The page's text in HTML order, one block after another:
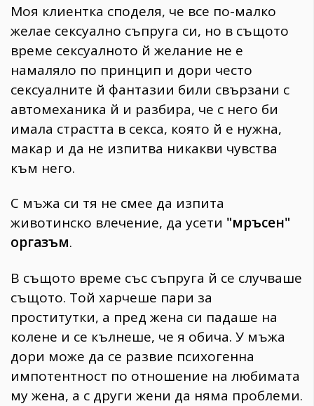
Моя клиентка споделя, че все по-малко
желае сексуално съпруга си, но в същото
време сексуалното й желание не е
намаляло по принцип и дори често
сексуалните й фантазии били свързани с
автомеханика й и разбира, че с него би
имала страстта в секса, която й е нужна,
макар и да не изпитва никакви чувства
към него.
С мъжа си тя не смее да изпита
животинско влечение, да усети "мръсен"
оргазъм.
В същото време със съпруга й се случваше
същото. Той харчеше пари за
проститутки, а пред жена си падаше на
колене и се кълнеше, че я обича. У мъжa
дори може да се развие психогенна
импотентност по отношение на любимата
му жена, а с други жени да няма проблеми.